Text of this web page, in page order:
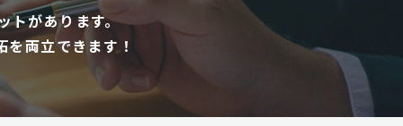
トがあります。
両立できます！